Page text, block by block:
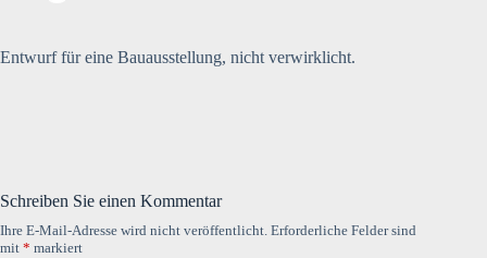
Entwurf für eine Bauausstellung, nicht verwirklicht.
Schreiben Sie einen Kommentar
Ihre E-Mail-Adresse wird nicht veröffentlicht. Erforderliche Felder sind
mit * markiert